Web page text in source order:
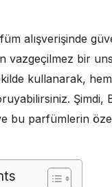
alışverişinde
vazgeçilmez bir
kullanarak,
Şimdi,
bu parfümlerin